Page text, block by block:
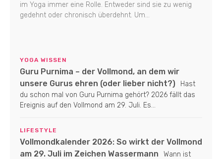
im Yoga immer eine Rolle. Entweder sind sie zu wenig
gedehnt oder chronisch überdehnt. Um...
YOGA WISSEN
Guru Purnima – der Vollmond, an dem wir
unsere Gurus ehren (oder lieber nicht?)
Hast
du schon mal von Guru Purnima gehört? 2026 fällt das
Ereignis auf den Vollmond am 29. Juli. Es...
LIFESTYLE
Vollmondkalender 2026: So wirkt der Vollmond
am 29. Juli im Zeichen Wassermann
Wann ist